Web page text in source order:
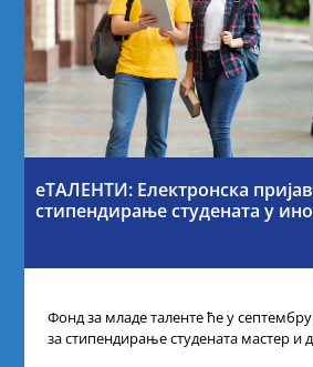
еТАЛЕНТИ: Електронска
стипендирање студената у
Фонд за младе таленте ће у
за стипендирање студената мастер и